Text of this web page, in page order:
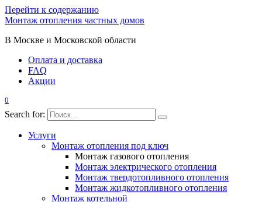
Перейти к содержанию
Монтаж отопления частных домов
В Москве и Московской области
Оплата и доставка
FAQ
Акции
0
Search for:
Услуги
Монтаж отопления под ключ
Монтаж газового отопления
Монтаж электрического отопления
Монтаж твердотопливного отопления
Монтаж жидкотопливного отопления
Монтаж котельной